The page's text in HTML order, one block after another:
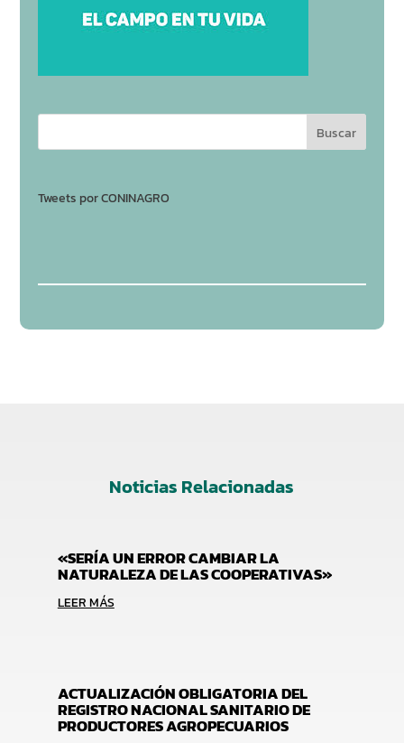
Tweets por CONINAGRO
Noticias Relacionadas
«SERÍA UN ERROR CAMBIAR LA
NATURALEZA DE LAS COOPERATIVAS»
LEER MÁS
ACTUALIZACIÓN OBLIGATORIA DEL
REGISTRO NACIONAL SANITARIO DE
PRODUCTORES AGROPECUARIOS